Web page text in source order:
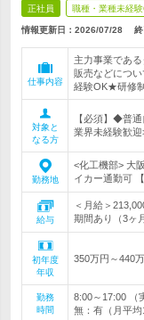
正社員 職種・業種未経
情報更新日：2026/07/28 終
仕事内容
主力事業であ
販売などにつ
経験OK★研修
対象と
なる方
【必須】◆普
業界未経験歓
勤務地
<化工機部> 大
イカー通勤可
給与
＜月給＞
期間あり（3ヶ
初年度
年収
350万円～440
勤務
時間
8:00～17:00 （
無：有（月平均